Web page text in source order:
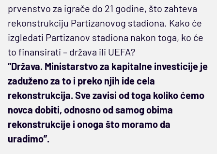
prvenstvo za igrače do 21 godine, što zahteva
rekonstrukciju Partizanovog stadiona. Kako će
izgledati Partizanov stadiona nakon toga, ko će
to finansirati – država ili UEFA?
“Država. Ministarstvo za kapitalne investicije je
zaduženo za to i preko njih ide cela
rekonstrukcija. Sve zavisi od toga koliko ćemo
novca dobiti, odnosno od samog obima
rekonstrukcije i onoga što moramo da
uradimo”.